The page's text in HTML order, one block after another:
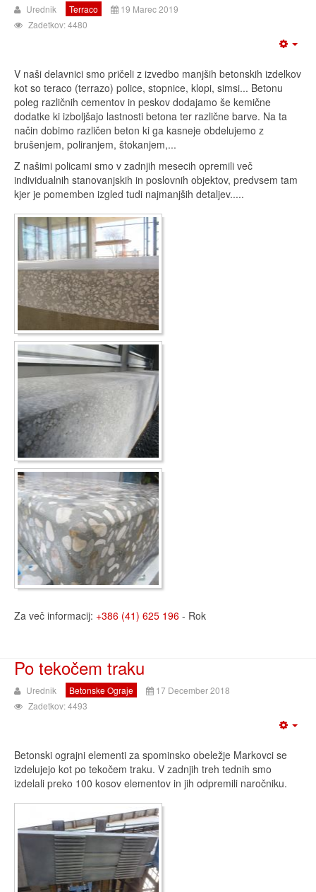
Urednik Terraco
19 Marec 2019
Zadetkov: 4480
V naši delavnici smo pričeli z izvedbo manjših betonskih izdelkov
kot so teraco (terrazo) police, stopnice, klopi, simsi... Betonu
poleg različnih cementov in peskov dodajamo še kemične
dodatke ki izboljšajo lastnosti betona ter različne barve. Na ta
način dobimo različen beton ki ga kasneje obdelujemo z
brušenjem, poliranjem, štokanjem,...
Z našimi policami smo v zadnjih mesecih opremili več
individualnih stanovanjskih in poslovnih objektov, predvsem tam
kjer je pomemben izgled tudi najmanjših detaljev.....
Za več informacij: +386 (41) 625 196 - Rok
Po tekočem traku
Urednik Betonske Ograje
17 December 2018
Zadetkov: 4493
Betonski ograjni elementi za spominsko obeležje Markovci se
izdelujejo kot po tekočem traku. V zadnjih treh tednih smo
izdelali preko 100 kosov elementov in jih odpremili naročniku.